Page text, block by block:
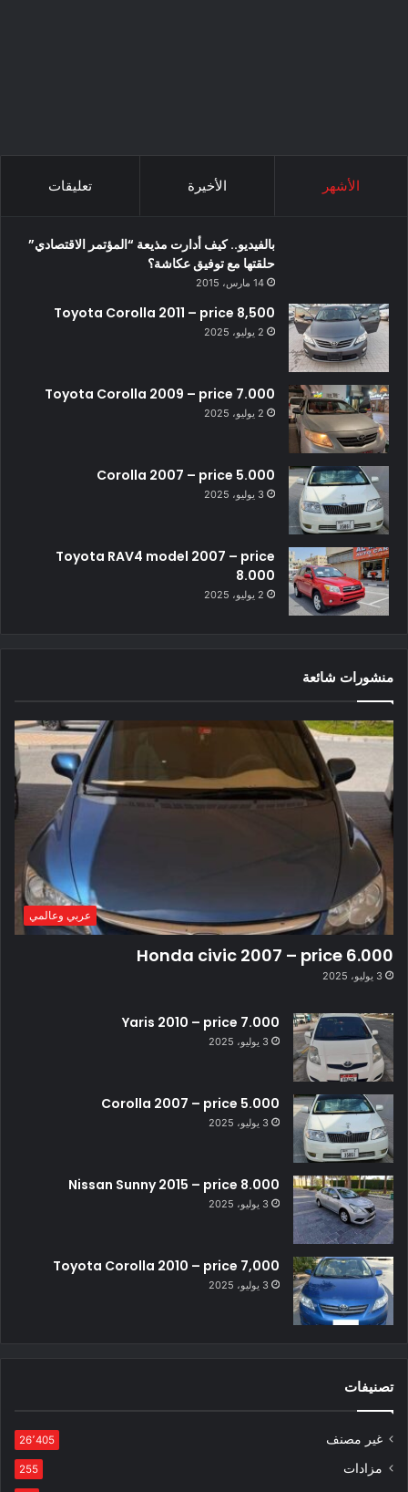
الأشهر الأخيرة تعليقات
بالفيديو.. كيف أدارت مذيعة “المؤتمر الاقتصادي”
حلقتها مع توفيق عكاشة؟
14 مارس، 2015
Toyota Corolla 2011 – price 8,500
2 يوليو، 2025
Toyota Corolla 2009 – price 7.000
2 يوليو، 2025
Corolla 2007 – price 5.000
3 يوليو، 2025
Toyota RAV4 model 2007 – price
8.000
2 يوليو، 2025
منشورات شائعة
عربي وعالمي
Honda civic 2007 – price 6.000
3 يوليو، 2025
Yaris 2010 – price 7.000
3 يوليو، 2025
Corolla 2007 – price 5.000
3 يوليو، 2025
Nissan Sunny 2015 – price 8.000
3 يوليو، 2025
Toyota Corolla 2010 – price 7,000
3 يوليو، 2025
تصنيفات
غير مصنف 26٬405
مزادات 255